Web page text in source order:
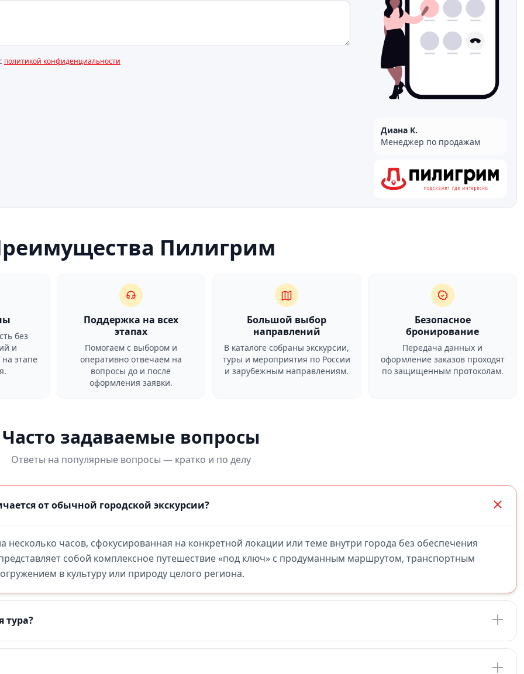
политикой конфиденциальности
Диана К.
Менеджер по продажам
Пилигрим
без
и
этапе
Поддержка на всех
этапах
Помогаем с выбором и
оперативно отвечаем на
вопросы до и после
оформления заявки.
Большой выбор
направлений
В каталоге собраны экскурсии,
туры и мероприятия по России
и зарубежным направлениям.
Безопасное
бронирование
Передача данных и
оформление заказов проходят
по защищенным протоколам.
Часто задаваемые вопросы
Ответы на популярные вопросы — кратко и по делу
от обычной городской экскурсии?
несколько часов, сфокусированная на конкретной локации или теме внутри города без обеспечения
собой комплексное путешествие «под ключ» с продуманным маршрутом, транспортным
в культуру или природу целого региона.
тура?